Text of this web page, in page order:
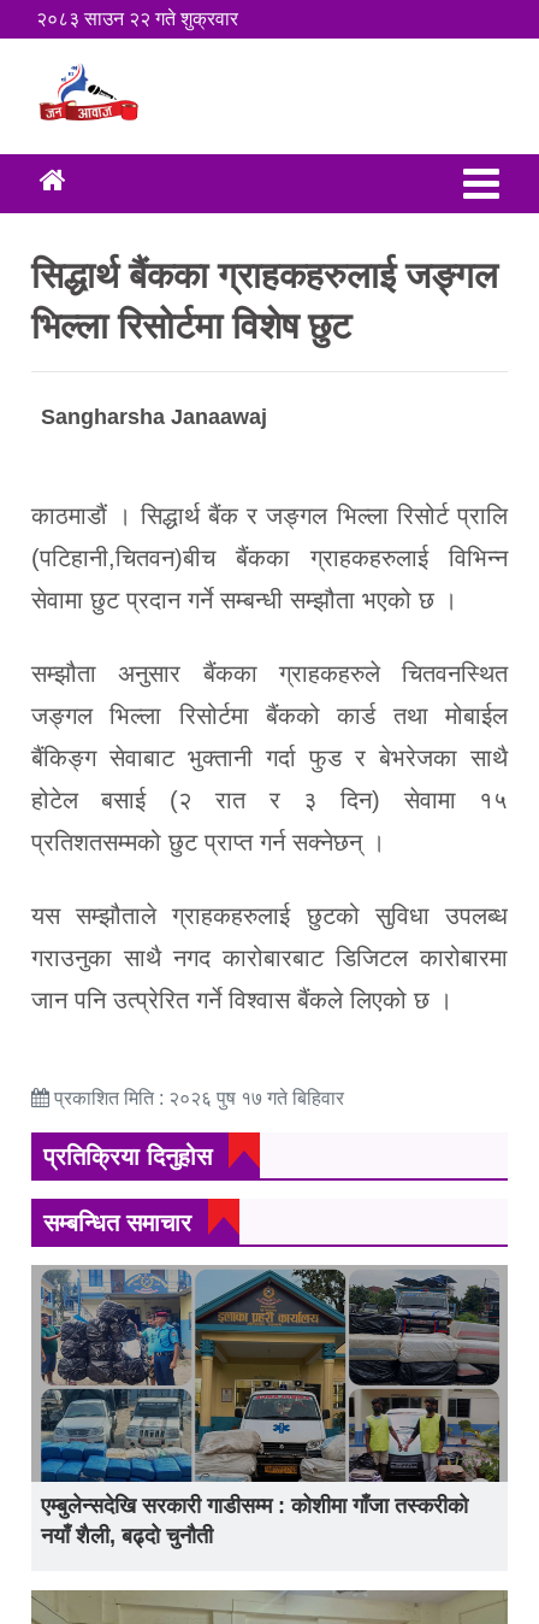
२०८३ साउन २२ गते शुक्रवार
सिद्धार्थ बैंकका ग्राहकहरुलाई जङ्गल
भिल्ला रिसोर्टमा विशेष छुट
Sangharsha Janaawaj
काठमाडौं । सिद्धार्थ बैंक र जङ्गल भिल्ला रिसोर्ट प्रालि
(पटिहानी,चितवन)बीच बैंकका ग्राहकहरुलाई विभिन्न
सेवामा छुट प्रदान गर्ने सम्बन्धी सम्झौता भएको छ ।
सम्झौता अनुसार बैंकका ग्राहकहरुले चितवनस्थित
जङ्गल भिल्ला रिसोर्टमा बैंकको कार्ड तथा मोबाईल
बैंकिङ्ग सेवाबाट भुक्तानी गर्दा फुड र बेभरेजका साथै
होटेल बसाई (२ रात र ३ दिन) सेवामा १५
प्रतिशतसम्मको छुट प्राप्त गर्न सक्नेछन् ।
यस सम्झौताले ग्राहकहरुलाई छुटको सुविधा उपलब्ध
गराउनुका साथै नगद कारोबारबाट डिजिटल कारोबारमा
जान पनि उत्प्रेरित गर्ने विश्वास बैंकले लिएको छ ।
प्रकाशित मिति : २०२६ पुष १७ गते बिहिवार
प्रतिक्रिया दिनुहोस
सम्बन्धित समाचार
एम्बुलेन्सदेखि सरकारी गाडीसम्म : कोशीमा गाँजा तस्करीको
नयाँ शैली, बढ्दो चुनौती